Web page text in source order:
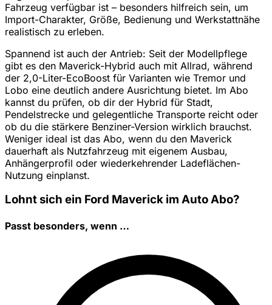
Fahrzeug verfügbar ist – besonders hilfreich sein, um
Import-Charakter, Größe, Bedienung und Werkstattnähe
realistisch zu erleben.
Spannend ist auch der Antrieb: Seit der Modellpflege
gibt es den Maverick-Hybrid auch mit Allrad, während
der 2,0-Liter-EcoBoost für Varianten wie Tremor und
Lobo eine deutlich andere Ausrichtung bietet. Im Abo
kannst du prüfen, ob dir der Hybrid für Stadt,
Pendelstrecke und gelegentliche Transporte reicht oder
ob du die stärkere Benziner-Version wirklich brauchst.
Weniger ideal ist das Abo, wenn du den Maverick
dauerhaft als Nutzfahrzeug mit eigenem Ausbau,
Anhängerprofil oder wiederkehrender Ladeflächen-
Nutzung einplanst.
Lohnt sich ein Ford Maverick im Auto Abo?
Passt besonders, wenn …